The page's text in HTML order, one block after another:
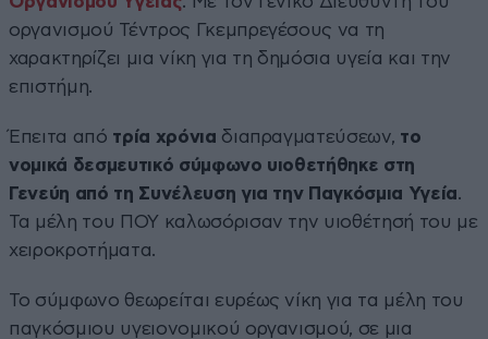
οργανισμού Τέντρος Γκεμπρεγέσους να τη
χαρακτηρίζει μια νίκη για τη δημόσια υγεία και την
επιστήμη.
Έπειτα από τρία χρόνια διαπραγματεύσεων, το
νομικά δεσμευτικό σύμφωνο υιοθετήθηκε στη
Γενεύη από τη Συνέλευση για την Παγκόσμια Υγεία.
Τα μέλη του ΠΟΥ καλωσόρισαν την υιοθέτησή του με
χειροκροτήματα.
Το σύμφωνο θεωρείται ευρέως νίκη για τα μέλη του
παγκόσμιου υγειονομικού οργανισμού, σε μια